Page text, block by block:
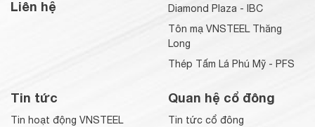
Liên hệ
Diamond Plaza - IBC
Tôn mạ VNSTEEL Thăng
Long
Thép Tấm Lá Phú Mỹ - PFS
Tin tức
Tin hoạt động VNSTEEL
Quan hệ cổ đông
Tin tức cổ đông